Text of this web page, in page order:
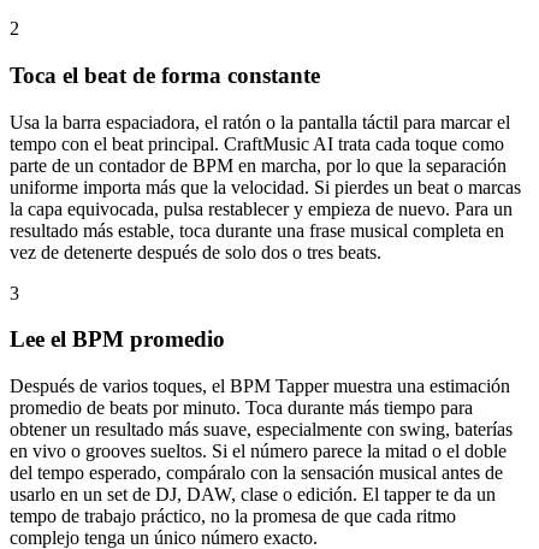
2
Toca el beat de forma constante
Usa la barra espaciadora, el ratón o la pantalla táctil para marcar el
tempo con el beat principal. CraftMusic AI trata cada toque como
parte de un contador de BPM en marcha, por lo que la separación
uniforme importa más que la velocidad. Si pierdes un beat o marcas
la capa equivocada, pulsa restablecer y empieza de nuevo. Para un
resultado más estable, toca durante una frase musical completa en
vez de detenerte después de solo dos o tres beats.
3
Lee el BPM promedio
Después de varios toques, el BPM Tapper muestra una estimación
promedio de beats por minuto. Toca durante más tiempo para
obtener un resultado más suave, especialmente con swing, baterías
en vivo o grooves sueltos. Si el número parece la mitad o el doble
del tempo esperado, compáralo con la sensación musical antes de
usarlo en un set de DJ, DAW, clase o edición. El tapper te da un
tempo de trabajo práctico, no la promesa de que cada ritmo
complejo tenga un único número exacto.